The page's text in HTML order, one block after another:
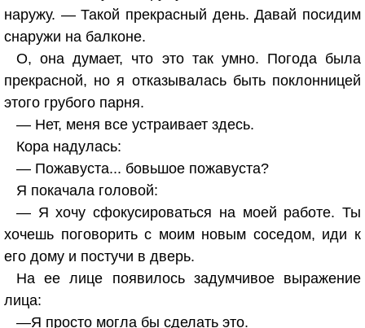
наружу. — Такой прекрасный день. Давай посидим
снаружи на балконе.
О, она думает, что это так умно. Погода была
прекрасной, но я отказывалась быть поклонницей
этого грубого парня.
— Нет, меня все устраивает здесь.
Кора надулась:
— Пожавуста... бовьшое пожавуста?
Я покачала головой:
— Я хочу сфокусироваться на моей работе. Ты
хочешь поговорить с моим новым соседом, иди к
его дому и постучи в дверь.
На ее лице появилось задумчивое выражение
лица:
—Я просто могла бы сделать это.